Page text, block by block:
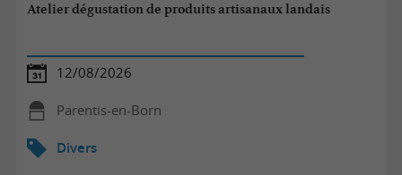
Atelier dégustation de produits artisanaux landais
12/08/2026
Parentis-en-Born
Divers